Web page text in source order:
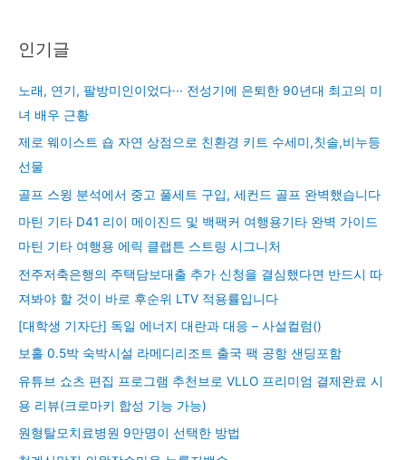
인기글
노래, 연기, 팔방미인이었다··· 전성기에 은퇴한 90년대 최고의 미
녀 배우 근황
제로 웨이스트 숍 자연 상점으로 친환경 키트 수세미,칫솔,비누등
선물
골프 스윙 분석에서 중고 풀세트 구입, 세컨드 골프 완벽했습니다
마틴 기타 D41 리이 메이진드 및 백팩커 여행용기타 완벽 가이드
마틴 기타 여행용 에릭 클랩튼 스트링 시그니처
전주저축은행의 주택담보대출 추가 신청을 결심했다면 반드시 따
져봐야 할 것이 바로 후순위 LTV 적용률입니다
[대학생 기자단] 독일 에너지 대란과 대응 – 사설컬럼()
보홀 0.5박 숙박시설 라메디리조트 출국 팩 공항 샌딩포함
유튜브 쇼츠 편집 프로그램 추천브로 VLLO 프리미엄 결제완료 시
용 리뷰(크로마키 합성 기능 가능)
원형탈모치료병원 9만명이 선택한 방법